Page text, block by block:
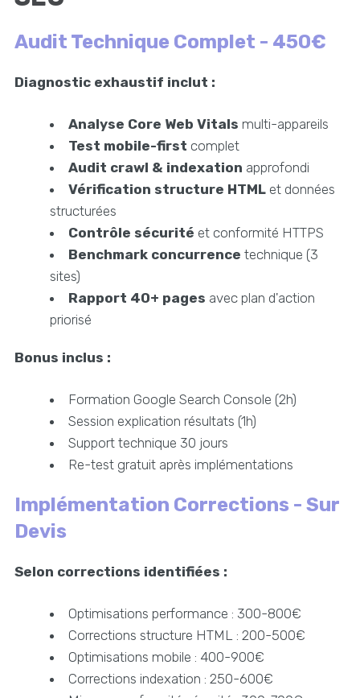
Audit Technique Complet - 450€
Diagnostic exhaustif inclut :
Analyse Core Web Vitals multi-appareils
Test mobile-first complet
Audit crawl & indexation approfondi
Vérification structure HTML et données
structurées
Contrôle sécurité et conformité HTTPS
Benchmark concurrence technique (3
sites)
Rapport 40+ pages avec plan d'action
priorisé
Bonus inclus :
Formation Google Search Console (2h)
Session explication résultats (1h)
Support technique 30 jours
Re-test gratuit après implémentations
Implémentation Corrections - Sur
Devis
Selon corrections identifiées :
Optimisations performance : 300-800€
Corrections structure HTML : 200-500€
Optimisations mobile : 400-900€
Corrections indexation : 250-600€